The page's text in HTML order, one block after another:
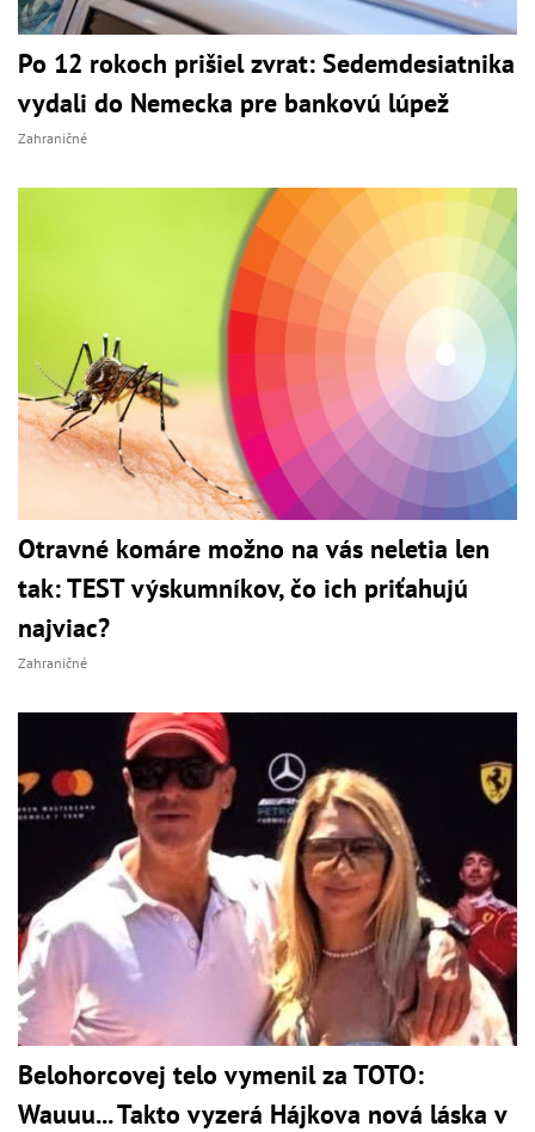
Po 12 rokoch prišiel zvrat: Sedemdesiatnika
vydali do Nemecka pre bankovú lúpež
Zahraničné
Otravné komáre možno na vás neletia len
tak: TEST výskumníkov, čo ich priťahujú
najviac?
Zahraničné
Belohorcovej telo vymenil za TOTO:
Wauuu... Takto vyzerá Hájkova nová láska v